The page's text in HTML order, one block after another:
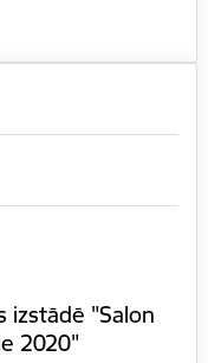
izstādē "Salon
2020"